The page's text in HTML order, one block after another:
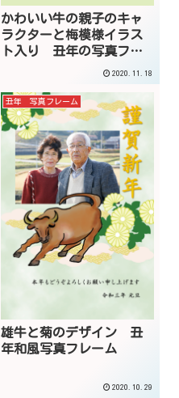
かわいい牛の親子のキャ
ラクターと梅模様イラス
ト入り 丑年の写真フレ
2020.11.18
丑年 写真フレーム
雄牛と菊のデザイン 丑
年和風写真フレーム
2020.10.29